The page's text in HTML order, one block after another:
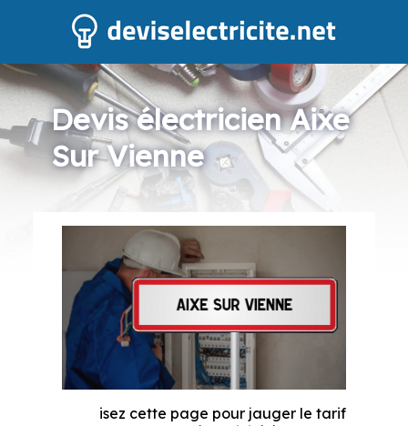
Devis électricien Aixe
Sur Vienne
isez cette page pour jauger le tarif